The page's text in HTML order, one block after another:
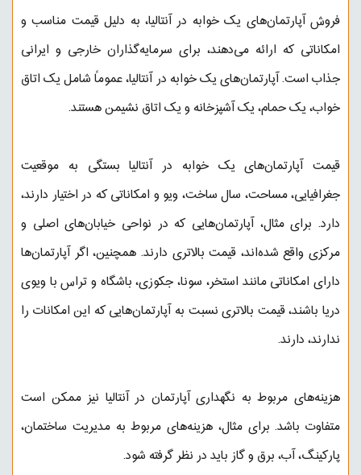
فروش آپارتمان‌های یک خوابه در آنتالیا، به دلیل قیمت مناسب و
امکاناتی که ارائه می‌دهند، برای سرمایه‌گذاران خارجی و ایرانی
جذاب است. آپارتمان‌های یک خوابه در آنتالیا، عموماً شامل یک اتاق
خواب، یک حمام، یک آشپزخانه و یک اتاق نشیمن هستند.
قیمت آپارتمان‌های یک خوابه در آنتالیا بستگی به موقعیت
جغرافیایی، مساحت، سال ساخت، ویو و امکاناتی که در اختیار دارند،
دارد. برای مثال، آپارتمان‌هایی که در نواحی خیابان‌های اصلی و
مرکزی واقع شده‌اند، قیمت بالاتری دارند. همچنین، اگر آپارتمان‌ها
دارای امکاناتی مانند استخر، سونا، جکوزی، باشگاه و تراس با ویوی
دریا باشند، قیمت بالاتری نسبت به آپارتمان‌هایی که این امکانات را
ندارند، دارند.
هزینه‌های مربوط به نگهداری آپارتمان در آنتالیا نیز ممکن است
متفاوت باشد. برای مثال، هزینه‌های مربوط به مدیریت ساختمان،
پارکینگ، آب، برق و گاز باید در نظر گرفته شود.